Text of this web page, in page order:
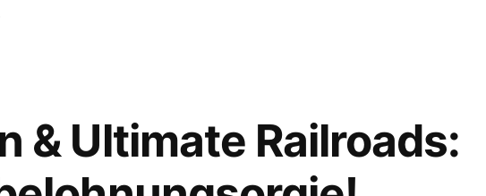
& Ultimate Railroads: